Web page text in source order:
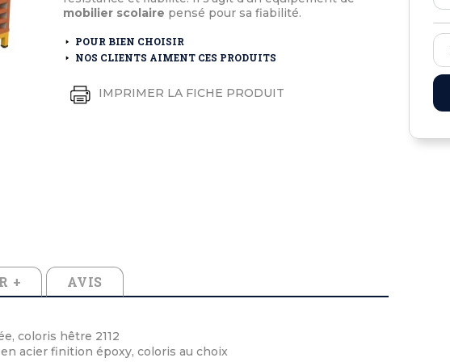
extérieurs
extérieurs
et médaille d'honneur
fanion
mobilier scolaire pensé pour sa fiabilité.
POUR BIEN CHOISIR
NOS CLIENTS AIMENT CES PRODUITS
IMPRIMER LA FICHE PRODUIT
+ AVIS
coloris hêtre 2112
acier finition époxy, coloris au choix